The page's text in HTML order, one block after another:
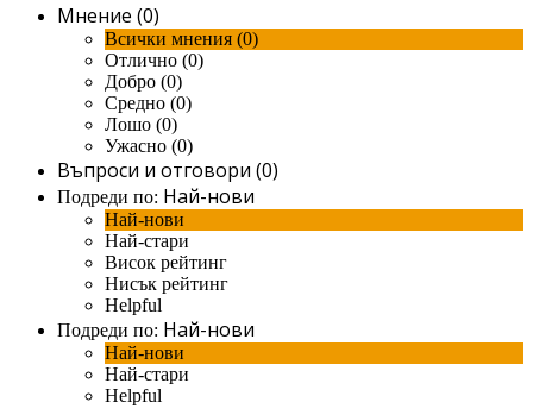
Мнение (0)
Всички мнения (0)
Отлично (0)
Добро (0)
Средно (0)
Лошо (0)
Ужасно (0)
Въпроси и отговори (0)
Подреди по: Най-нови
Най-нови
Най-стари
Висок рейтинг
Нисък рейтинг
Helpful
Подреди по: Най-нови
Най-нови
Най-стари
Helpful